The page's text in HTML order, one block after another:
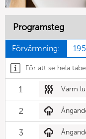
Programsteg
Förvärmning:
För att se hela
1 Varm
2
3